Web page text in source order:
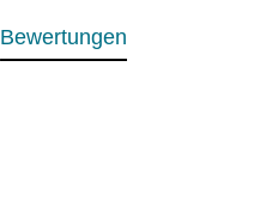
Bewertungen